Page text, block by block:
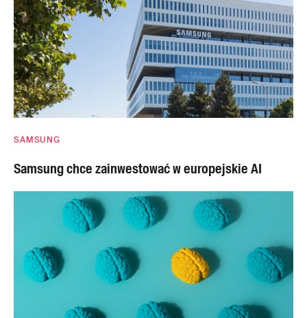
SAMSUNG
Samsung chce zainwestować w europejskie AI